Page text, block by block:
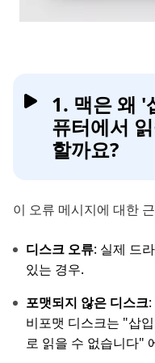
1. 맥은 왜 '
퓨터에서
할까요?
이 오류 메시지에 대한
디스크 오류: 실제 드
있는 경우.
포맷되지 않은 디스크
비포맷 디스크는 "삽
로 읽을 수 없습니다"